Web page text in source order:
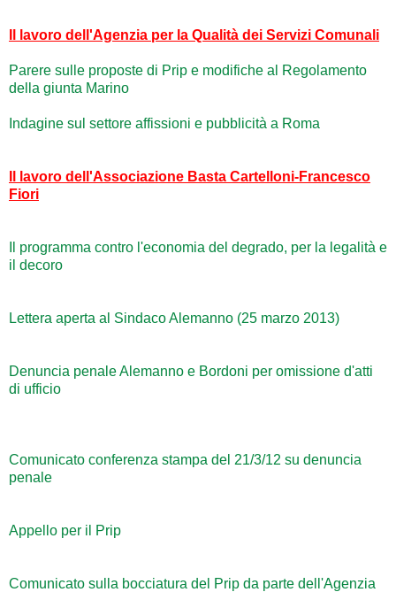
Il lavoro dell'Agenzia per la Qualità dei Servizi Comunali
Parere sulle proposte di Prip e modifiche al Regolamento
della giunta Marino
Indagine sul settore affissioni e pubblicità a Roma
Il lavoro dell'Associazione Basta Cartelloni-Francesco
Fiori
Il programma contro l'economia del degrado, per la legalità e
il decoro
Lettera aperta al Sindaco Alemanno (25 marzo 2013)
Denuncia penale Alemanno e Bordoni per omissione d'atti
di ufficio
Comunicato conferenza stampa del 21/3/12 su denuncia
penale
Appello per il Prip
Comunicato sulla bocciatura del Prip da parte dell'Agenzia